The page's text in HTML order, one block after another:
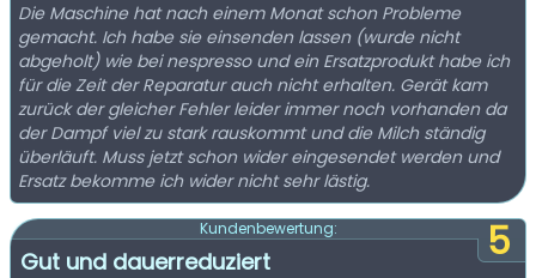
Die Maschine hat nach einem Monat schon Probleme
gemacht. Ich habe sie einsenden lassen (wurde nicht
abgeholt) wie bei nespresso und ein Ersatzprodukt habe ich
für die Zeit der Reparatur auch nicht erhalten. Gerät kam
zurück der gleicher Fehler leider immer noch vorhanden da
der Dampf viel zu stark rauskommt und die Milch ständig
überläuft. Muss jetzt schon wider eingesendet werden und
Ersatz bekomme ich wider nicht sehr lästig.
5
Kundenbewertung:
Gut und dauerreduziert